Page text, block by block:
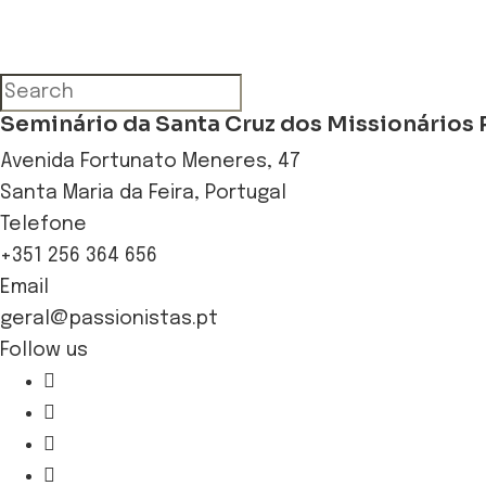
Seminário da Santa Cruz dos Missionários
Avenida Fortunato Meneres, 47
Santa Maria da Feira, Portugal
Telefone
+351 256 364 656
Email
geral@passionistas.pt
Follow us